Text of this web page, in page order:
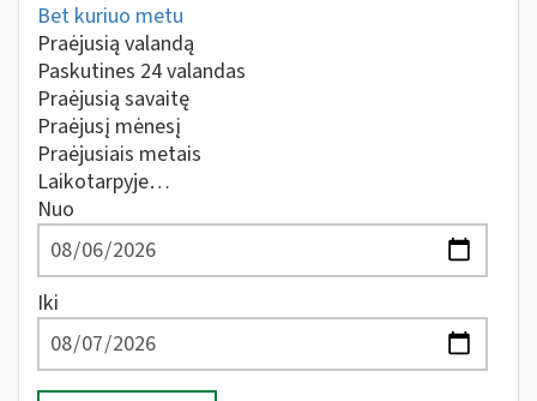
Bet kuriuo metu
Praėjusią valandą
Paskutines 24 valandas
Praėjusią savaitę
Praėjusį mėnesį
Praėjusiais metais
Laikotarpyje…
Nuo
Iki